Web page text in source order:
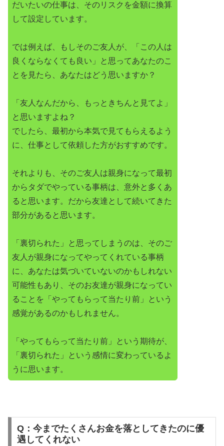
だいたいの仕事は、そのリスクを金額に換算
して設定しています。
では例えば、もしそのご友人が、「この人は
良くならなくても良い」と思ってあなたのこ
とを見たら、あなたはどう思いますか？
「友人なんだから、もっときちんと見てよ」
と思いますよね？
でしたら、最初から本気で見てもらえるよう
に、仕事として依頼した方がおすすめです。
それよりも、そのご友人は親身になって最初
からタダでやっている事柄は、意外と多くあ
ると思います。だから友達として続いてきた
部分があると思います。
「裏切られた」と思ってしまうのは、そのご
友人が親身になってやってくれている事柄
に、あなたは気づいていないのかもしれない
可能性もあり、そのお友達が親身になってい
ることを「やってもらって当たり前」という
感覚があるのかもしれません。
「やってもらって当たり前」という期待が、
「裏切られた」という感情に変わっているよ
うに思います。
Q：今までたくさんお金を落としてきたのに優
遇してくれない